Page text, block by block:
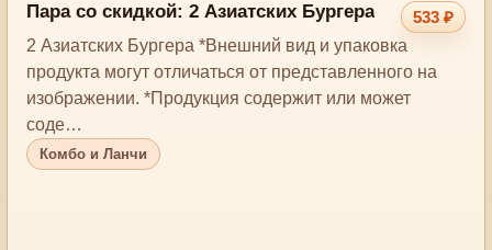
Пара со скидкой: 2 Азиатских Бургера
533 ₽
2 Азиатских Бургера *Внешний вид и упаковка
продукта могут отличаться от представленного на
изображении. *Продукция содержит или может
соде…
Комбо и Ланчи